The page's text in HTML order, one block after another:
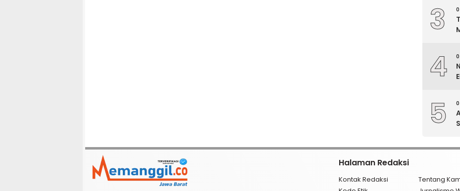
3
4
5
Halaman Redaksi
Kontak Redaksi Tentang